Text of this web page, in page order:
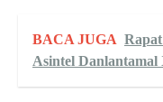
BACA JUGA
Asintel